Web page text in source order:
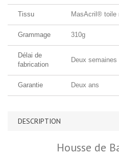
Tissu MasAcril® toile
Grammage 310g
Délai de
fabrication
Deux semaines
Garantie Deux ans
DESCRIPTION
Housse de